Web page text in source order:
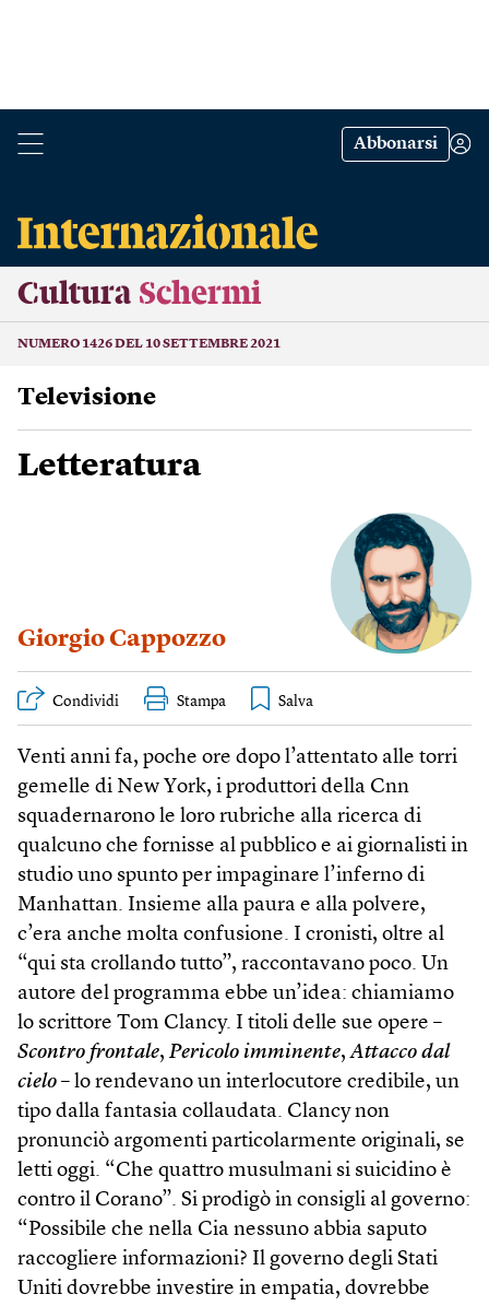
Abbonarsi
Cultura Schermi
NUMERO 1426 DEL 10 SETTEMBRE 2021
Televisione
Letteratura
Giorgio Cappozzo
Condividi Stampa
Venti anni fa, poche ore dopo l’attentato alle torri
gemelle di New York, i produttori della Cnn
squadernarono le loro rubriche alla ricerca di
qualcuno che fornisse al pubblico e ai giornalisti in
studio uno spunto per impaginare l’inferno di
Manhattan. Insieme alla paura e alla polvere,
c’era anche molta confusione. I cronisti, oltre al
“qui sta crollando tutto”, raccontavano poco. Un
autore del programma ebbe un’idea: chiamiamo
lo scrittore Tom Clancy. I titoli delle sue opere –
Scontro frontale, Pericolo imminente,Attacco dal
cielo – lo rendevano un interlocutore credibile, un
tipo dalla fantasia collaudata. Clancy non
pronunciò argomenti particolarmente originali, se
letti oggi. “Che quattro musulmani si suicidino è
contro il Corano”. Si prodigò in consigli al governo:
“Possibile che nella Cia nessuno abbia saputo
raccogliere informazioni? Il governo degli Stati
Uniti dovrebbe investire in empatia, dovrebbe